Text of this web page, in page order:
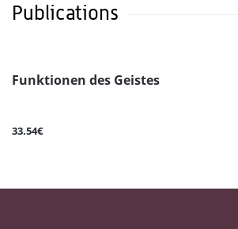
Publications
Funktionen des Geistes
33.54€